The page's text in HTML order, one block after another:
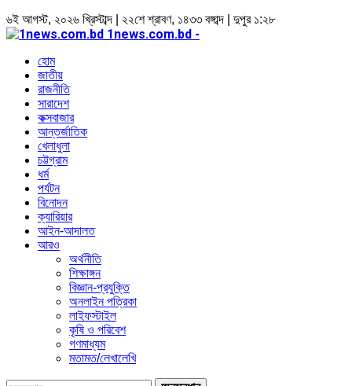
৬ই আগস্ট, ২০২৬ খ্রিস্টাব্দ | ২২শে শ্রাবণ, ১৪৩৩ বঙ্গাব্দ | দুপুর ১:২৮
1news.com.bd -
হোম
জাতীয়
রাজনীতি
সারাদেশ
কক্সবাজার
আন্তর্জাতিক
খেলাধুলা
চট্টগ্রাম
ধর্ম
পর্যটন
বিনোদন
ক্যারিয়ার
আইন-আদালত
আরও
অর্থনীতি
শিক্ষাঙ্গন
বিজ্ঞান-প্রযুক্তি
অনলাইন পত্রিকা
লাইফস্টাইল
কৃষি ও পরিবেশ
গণমাধ্যম
মতামত/লেখালেখি